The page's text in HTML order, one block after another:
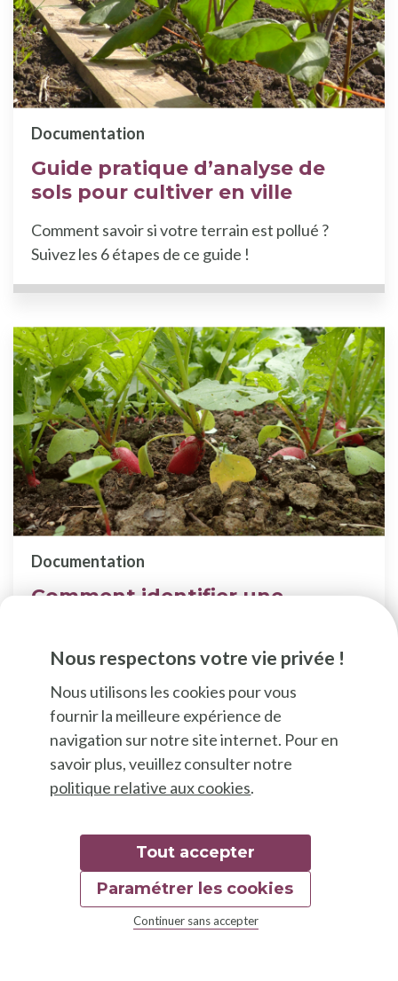
Nous respectons votre vie privée !
Nous utilisons les cookies pour vous
fournir la meilleure expérience de
navigation sur notre site internet. Pour en
savoir plus, veuillez consulter notre
politique relative aux cookies.
Tout accepter
Continuer sans accepter
Paramétrer les cookies
Guide pratique d’analyse de
sols pour cultiver en ville
Documentation
Comment savoir si votre terrain est pollué ?
Suivez les 6 étapes de ce guide !
Comment identifier une
Documentation
Cultivez vos légumes sur un sol sain !